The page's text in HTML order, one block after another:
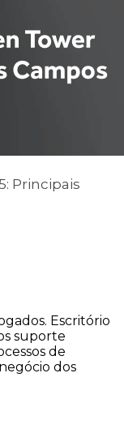
Principais
. Escritório
suporte
de
dos